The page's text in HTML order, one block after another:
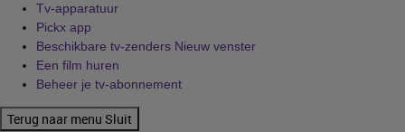
Tv-apparatuur
Pickx app
Beschikbare tv-zenders Nieuw venster
Een film huren
Beheer je tv-abonnement
Terug naar menu Sluit